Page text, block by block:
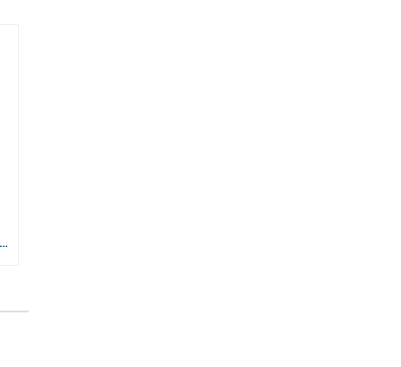
DIRIGEANTS : VOS COTISATIONS URSSAF SONT PERSONNELLES !